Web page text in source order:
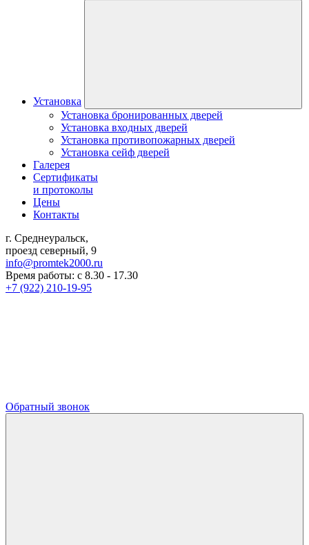
Установка
Установка бронированных дверей
Установка входных дверей
Установка противопожарных дверей
Установка сейф дверей
Галерея
Сертификаты
и протоколы
Цены
Контакты
г. Среднеуральск,
проезд северный, 9
info@promtek2000.ru
Время работы: с 8.30 - 17.30
+7 (922) 210-19-95
Обратный звонок